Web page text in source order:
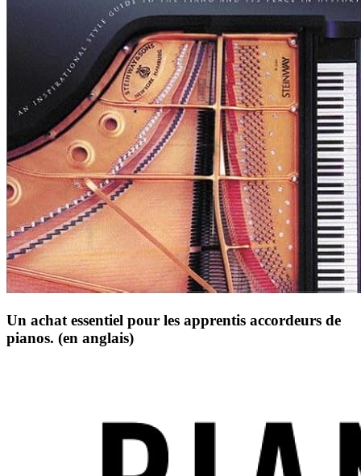
Un achat essentiel pour les apprentis accordeurs de
pianos. (en anglais)